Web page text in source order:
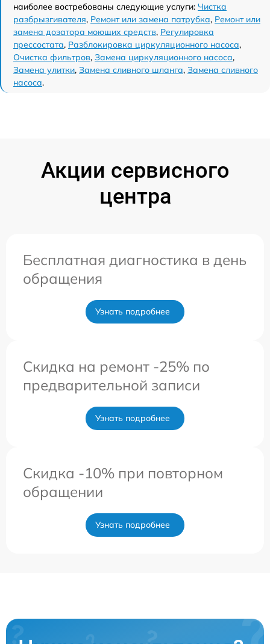
наиболее востребованы следующие услуги: Чистка
разбрызгивателя, Ремонт или замена патрубка, Ремонт или
замена дозатора моющих средств, Регулировка
прессостата, Разблокировка циркуляционного насоса,
Очистка фильтров, Замена циркуляционного насоса,
Замена улитки, Замена сливного шланга, Замена сливного
насоса.
Акции сервисного
центра
Бесплатная диагностика в день
обращения
Узнать подробнее
Скидка на ремонт -25% по
предварительной записи
Узнать подробнее
Скидка -10% при повторном
обращении
Узнать подробнее